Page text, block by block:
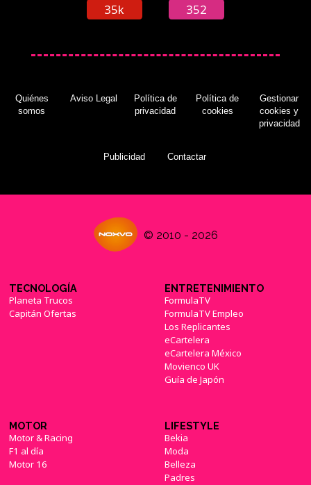
35k 352
Quiénes
somos
Aviso Legal
Política de
privacidad
Política de
cookies
Gestionar
cookies y
privacidad
Publicidad Contactar
© 2010 - 2026
TECNOLOGÍA
Planeta Trucos
Capitán Ofertas
ENTRETENIMIENTO
FormulaTV
FormulaTV Empleo
Los Replicantes
eCartelera
eCartelera México
Movienco UK
Guía de Japón
MOTOR
Motor & Racing
F1 al día
Motor 16
LIFESTYLE
Bekia
Moda
Belleza
Padres